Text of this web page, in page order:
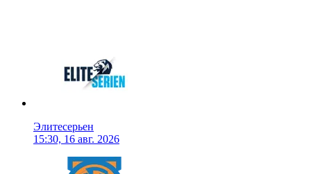
Элитесерьен
15:30, 16 авг. 2026